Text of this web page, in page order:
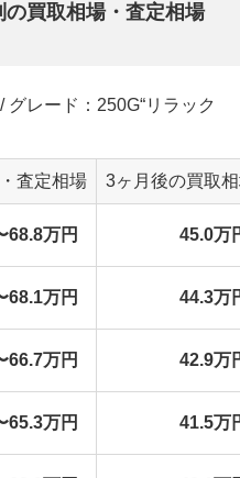
の買取相場・査定相場
レード：250G“リラック
査定相場 3ヶ月後の買取
68.8万円 45.0万
68.1万円 44.3万
66.7万円 42.9万
65.3万円 41.5万